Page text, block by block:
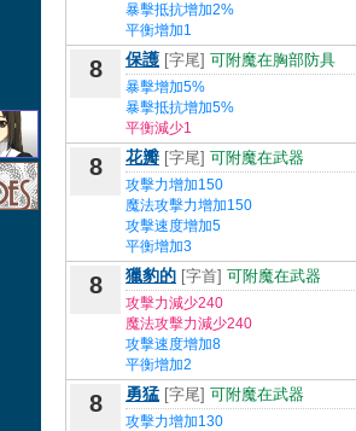
暴擊抵抗增加2%
平衡增加1
8 保護 [字尾] 可附魔在胸部防具
暴擊增加5%
暴擊抵抗增加5%
平衡減少1
8 花瓣 [字尾] 可附魔在武器
攻擊力增加150
魔法攻擊力增加150
攻擊速度增加5
平衡增加3
8 獵豹的 [字首] 可附魔在武器
攻擊力減少240
魔法攻擊力減少240
攻擊速度增加8
平衡增加2
8 勇猛 [字尾] 可附魔在武器
攻擊力增加130